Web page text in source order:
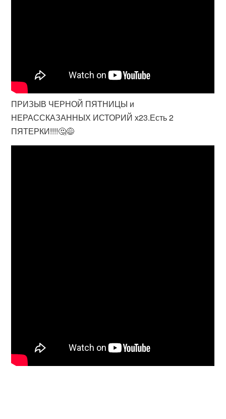
ПРИЗЫВ ЧЕРНОЙ ПЯТНИЦЫ и
НЕРАССКАЗАННЫХ ИСТОРИЙ х23.Есть 2
ПЯТЕРКИ!!!!🤔😅